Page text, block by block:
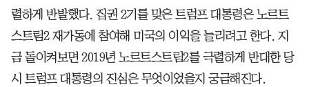
렬하게 반발했다. 집권 2기를 맞은 트럼프 대통령은 노르트
스트림2 재가동에 참여해 미국의 이익을 늘리려고 한다. 지
금 돌이켜보면 2019년 노르트스트림2를 극렬하게 반대한 당
시 트럼프 대통령의 진심은 무엇이었을지 궁금해진다.